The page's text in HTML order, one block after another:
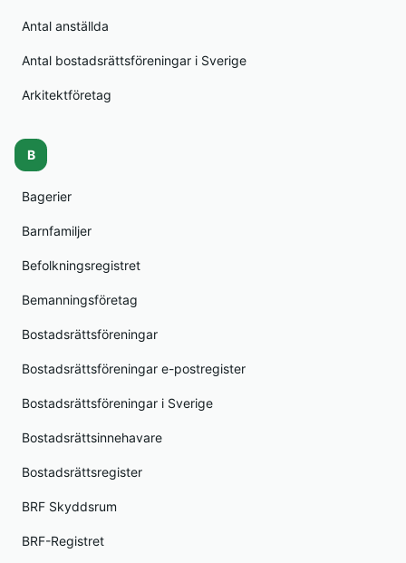
Antal anställda
Antal bostadsrättsföreningar i Sverige
Arkitektföretag
B
Bagerier
Barnfamiljer
Befolkningsregistret
Bemanningsföretag
Bostadsrättsföreningar
Bostadsrättsföreningar e-postregister
Bostadsrättsföreningar i Sverige
Bostadsrättsinnehavare
Bostadsrättsregister
BRF Skyddsrum
BRF-Registret